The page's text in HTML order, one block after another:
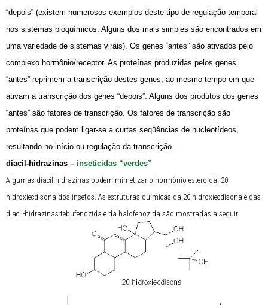
“depois” (existem numerosos exemplos deste tipo de regulação temporal
nos sistemas bioquímicos. Alguns dos mais simples são encontrados em
uma variedade de sistemas virais). Os genes “antes” são ativados pelo
complexo hormônio/receptor. As proteínas produzidas pelos genes
“antes” reprimem a transcrição destes genes, ao mesmo tempo em que
ativam a transcrição dos genes “depois”. Alguns dos produtos dos genes
“antes” são fatores de transcrição. Os fatores de transcrição são
proteínas que podem ligar-se a curtas seqüências de nucleotídeos,
resultando no início ou regulação da transcrição.
diacil-hidrazinas – inseticidas “verdes”
Algumas diacil-hidrazinas podem mimetizar o hormônio esteroidal 20-
hidroxiecdisona dos insetos. As estruturas químicas da 20-hidroxiecdisona e das
diacil-hidrazinas tebufenozida e da halofenozida são mostradas a seguir: